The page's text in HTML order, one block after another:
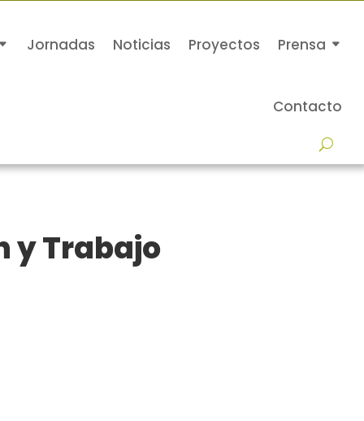
Jornadas Noticias Proyectos Prensa
Contacto
y Trabajo